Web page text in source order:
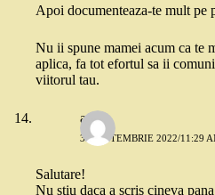
Apoi documenteaza-te mult pe
Nu ii spune mamei acum ca te
aplica, fa tot efortul sa ii
viitorul tau.
ama
30 SEPTEMBRIE 2022/11:29
Salutare!
Nu stiu daca a scris cineva